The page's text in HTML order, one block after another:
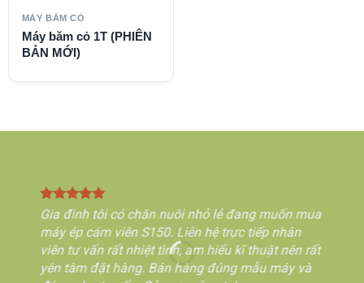
MÁY BĂM CỎ
Máy băm cỏ 1T (PHIÊN
BẢN MỚI)
Gia đình tôi có chăn nuôi nhỏ lẻ đang muốn mua
máy ép cám viên S150. Liên hệ trực tiếp nhân
viên tư vấn rất nhiệt tình, am hiểu kĩ thuật nên rất
yên tâm đặt hàng. Bán hàng đúng mẫu máy và